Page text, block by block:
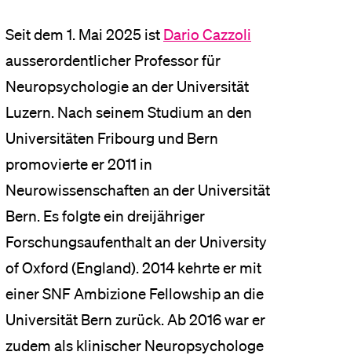
Seit dem 1. Mai 2025 ist Dario Cazzoli
ausserordentlicher Professor für
Neuropsychologie an der Universität
Luzern. Nach seinem Studium an den
Universitäten Fribourg und Bern
promovierte er 2011 in
Neurowissenschaften an der Universität
Bern. Es folgte ein dreijähriger
Forschungsaufenthalt an der University
of Oxford (England). 2014 kehrte er mit
einer SNF Ambizione Fellowship an die
Universität Bern zurück. Ab 2016 war er
zudem als klinischer Neuropsychologe